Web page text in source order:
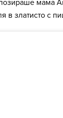
мама
в златисто с